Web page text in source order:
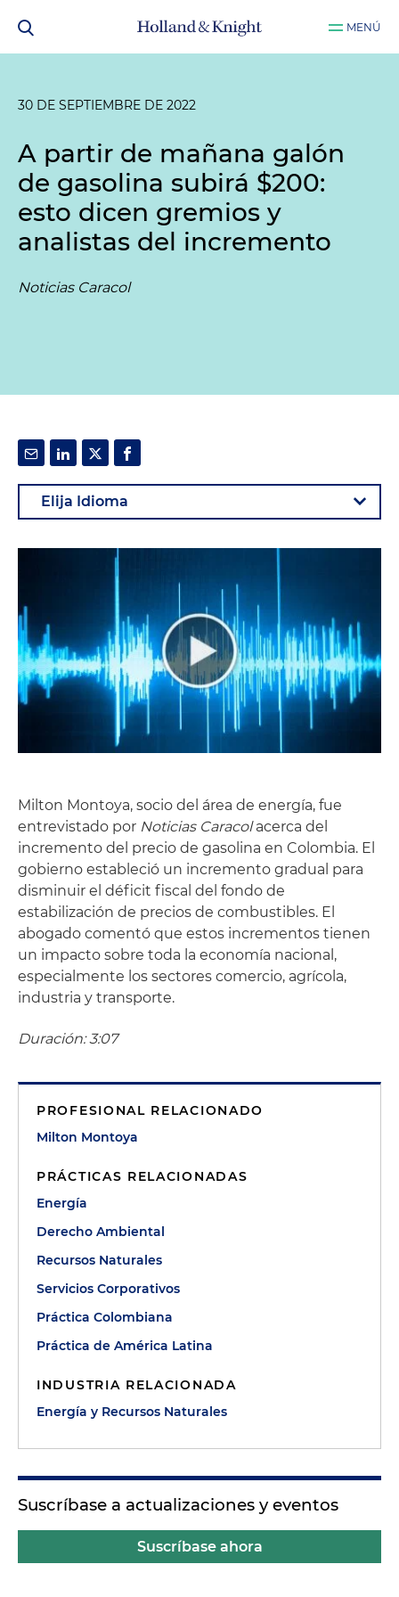
MENÚ
30 DE SEPTIEMBRE DE 2022
A partir de mañana galón
de gasolina subirá $200:
esto dicen gremios y
analistas del incremento
Noticias Caracol
Milton Montoya, socio del área de energía, fue
entrevistado por Noticias Caracolacerca del
incremento del precio de gasolina en Colombia. El
gobierno estableció un incremento gradual para
disminuir el déficit fiscal del fondo de
estabilización de precios de combustibles. El
abogado comentó que estos incrementos tienen
un impacto sobre toda la economía nacional,
especialmente los sectores comercio, agrícola,
industria y transporte.
Duración: 3:07
PROFESIONAL RELACIONADO
Milton Montoya
PRÁCTICAS RELACIONADAS
Energía
Derecho Ambiental
Recursos Naturales
Servicios Corporativos
Práctica Colombiana
Práctica de América Latina
INDUSTRIA RELACIONADA
Energía y Recursos Naturales
Suscríbase a actualizaciones y eventos
Suscríbase ahora